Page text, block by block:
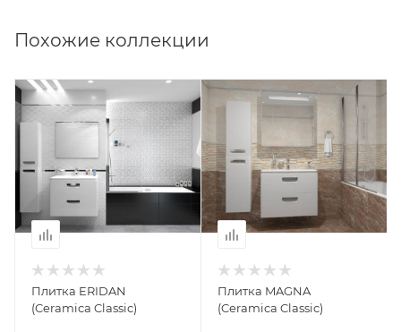
Похожие коллекции
Плитка ERIDAN
(Ceramica Classic)
Плитка MAGNA
(Ceramica Classic)